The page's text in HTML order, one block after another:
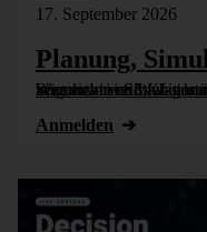
17. September 2026
Planung,
Wer nicht weiß, was kommt, muss es vorher durchspielen können – in Simulationsmodellen. Wie das funktioniert, zeigen wir im Webinar am 17.
Anmelden